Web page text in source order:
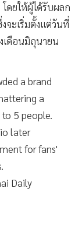
ดยให้ผู้ได้รับผลก
จะเริ่มตั้งแต่วันที่
เดือนมิถุนายน
a brand
a
5 people.
later
for fans'
Daily